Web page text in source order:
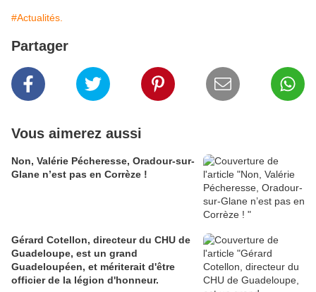
#Actualités.
Partager
Vous aimerez aussi
Non, Valérie Pécheresse, Oradour-sur-
Glane n’est pas en Corrèze !
Gérard Cotellon, directeur du CHU de
Guadeloupe, est un grand
Guadeloupéen, et mériterait d'être
officier de la légion d'honneur.